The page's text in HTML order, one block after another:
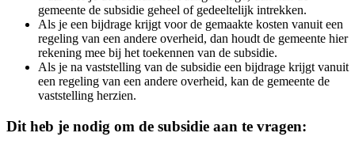
gemeente de subsidie geheel of gedeeltelijk intrekken.
Als je een bijdrage krijgt voor de gemaakte kosten vanuit een
regeling van een andere overheid, dan houdt de gemeente hier
rekening mee bij het toekennen van de subsidie.
Als je na vaststelling van de subsidie een bijdrage krijgt vanuit
een regeling van een andere overheid, kan de gemeente de
vaststelling herzien.
Dit heb je nodig om de subsidie aan te vragen: